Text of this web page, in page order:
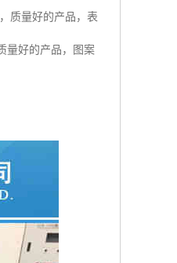
质量好的产品，表
量好的产品，图案